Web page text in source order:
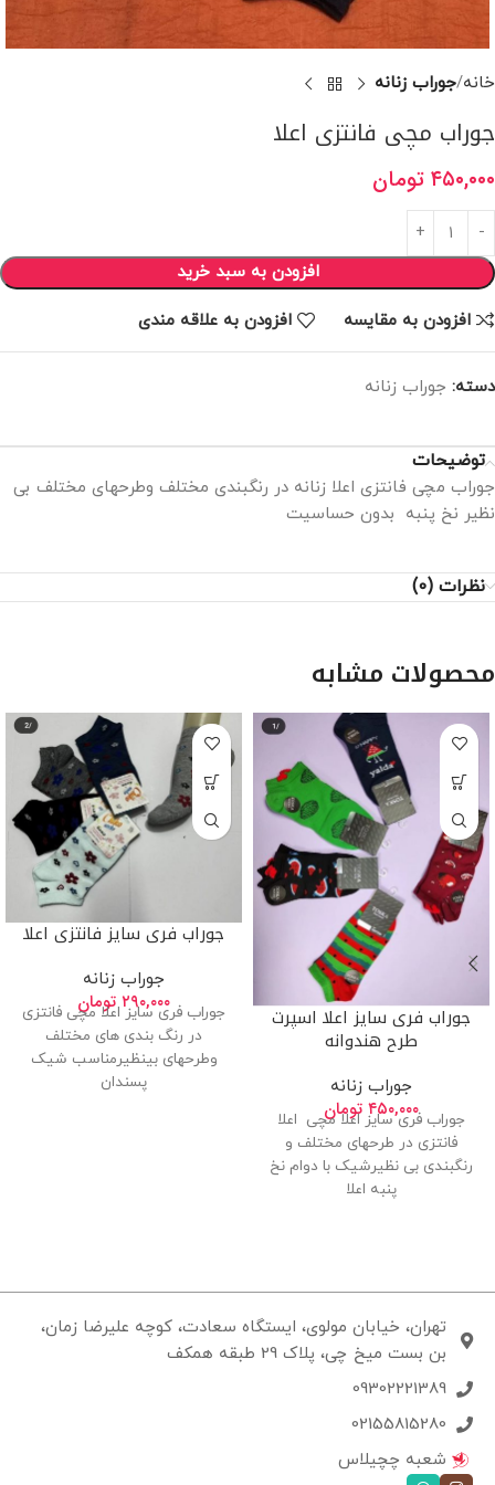
خانه جوراب زنانه
جوراب مچی فانتزی اعلا
۴۵۰,۰۰۰ تومان
افزودن به سبد خرید
افزودن به مقایسه افزودن به علاقه مندی
دسته: جوراب زنانه
توضیحات
جوراب مچی فانتزی اعلا زنانه در رنگبندی مختلف وطرحهای مختلف بی
نظیر نخ پنبه بدون حساسیت
نظرات (0)
محصولات مشابه
جوراب فری سایز اعلا اسپرت
طرح هندوانه
جوراب زنانه
۴۵۰,۰۰۰ تومان
جوراب فری سایز اعلا مچی اعلا
فانتزی در طرحهای مختلف و
رنگبندی بی نظیرشیک با دوام نخ
پنبه اعلا
جوراب فری سایز فانتزی اعلا
جوراب زنانه
۲۹۰,۰۰۰ تومان
جوراب فری سایز اعلا مچی فانتزی
در رنگ بندی های مختلف
وطرحهای بینظیرمناسب شیک
پسندان
تهران، خیابان مولوی، ایستگاه سعادت، کوچه علیرضا زمان،
بن بست میخ چی، پلاک 29 طبقه همکف
09302221389
02155815280
شعبه چچیلاس